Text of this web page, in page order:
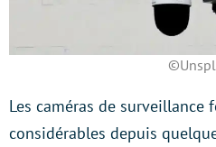
Les caméras de surveillance
considérables depuis